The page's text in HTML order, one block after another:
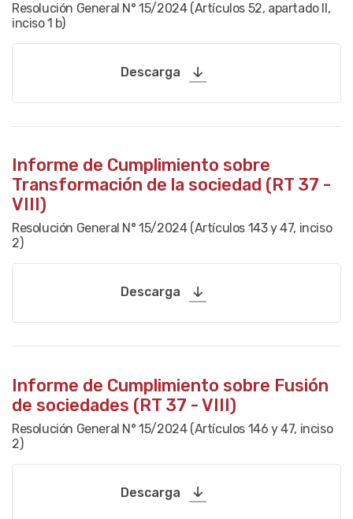
Resolución General N° 15/2024 (Artículos 52, apartado II,
inciso 1 b)
Descarga
Informe de Cumplimiento sobre
Transformación de la sociedad (RT 37 -
VIII)
Resolución General N° 15/2024 (Artículos 143 y 47, inciso
2)
Descarga
Informe de Cumplimiento sobre Fusión
de sociedades (RT 37 - VIII)
Resolución General N° 15/2024 (Artículos 146 y 47, inciso
2)
Descarga